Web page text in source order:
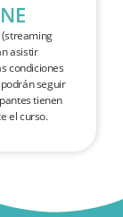
asistir
condiciones
seguir
tienen
el curso.